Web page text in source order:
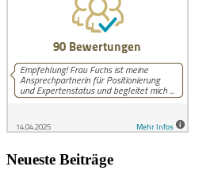
Neueste Beiträge